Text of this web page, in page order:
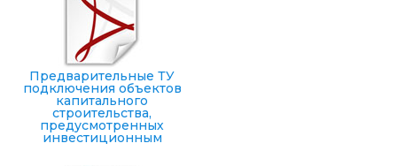
Предварительные ТУ
подключения объектов
капитального
строительства,
предусмотренных
инвестиционным